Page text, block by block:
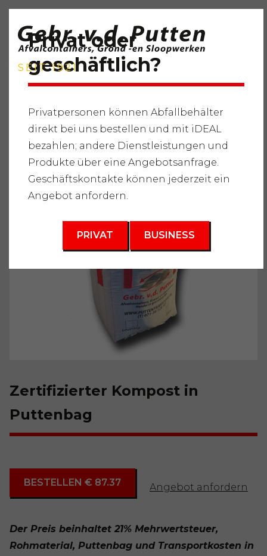
SEIT 1921
Startseite " Dienstleistungen " Lieferung von Rohstoffen
Lieferung von organischen Düngemitteln "
Zertifizierter
Kompost
1 m3
Zertifizierter Kompost in
Puttenbag
BESTELLEN € 87.37 Angebot anfordern
Der Preis beinhaltet 21% Mehrwertsteuer,
Rohmaterial, Puttenbag und Transportkosten in
Privat oder
geschäftlich?
Privatpersonen können Abfallbehälter
direkt bei uns bestellen und mit iDEAL
bezahlen; andere Dienstleistungen und
Produkte über eine Angebotsanfrage.
Geschäftskontakte können jederzeit ein
Angebot anfordern.
PRIVAT BUSINESS